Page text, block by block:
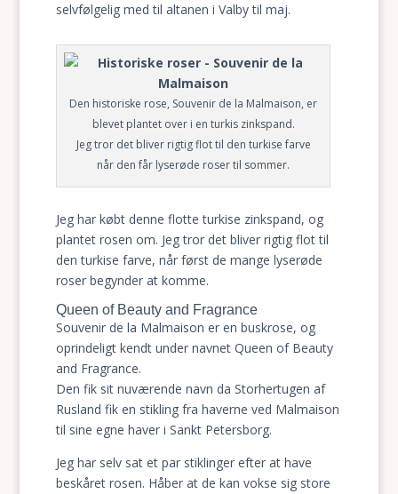
selvfølgelig med til altanen i Valby til maj.
Den historiske rose, Souvenir de la Malmaison, er
blevet plantet over i en turkis zinkspand.
Jeg tror det bliver rigtig flot til den turkise farve
når den får lyserøde roser til sommer.
Jeg har købt denne flotte turkise zinkspand, og
plantet rosen om. Jeg tror det bliver rigtig flot til
den turkise farve, når først de mange lyserøde
roser begynder at komme.
Queen of Beauty and Fragrance
Souvenir de la Malmaison er en buskrose, og
oprindeligt kendt under navnet Queen of Beauty
and Fragrance.
Den fik sit nuværende navn da Storhertugen af
Rusland fik en stikling fra haverne ved Malmaison
til sine egne haver i Sankt Petersborg.
Jeg har selv sat et par stiklinger efter at have
beskåret rosen. Håber at de kan vokse sig store